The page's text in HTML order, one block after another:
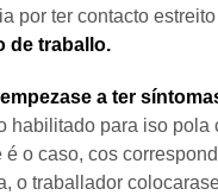
por ter contacto
de traballo.
a ter
habilitado para iso
é o caso, cos
o traballador